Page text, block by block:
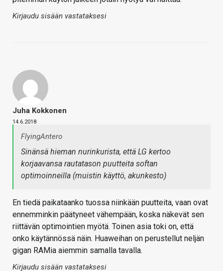
Kirjaudu sisään vastataksesi
Juha Kokkonen
14.6.2018
FlyingAntero
Sinänsä hieman nurinkurista, että LG kertoo
korjaavansa rautatason puutteita softan
optimoinneilla (muistin käyttö, akunkesto)
En tiedä paikataanko tuossa niinkään puutteita, vaan ovat
ennemminkin päätyneet vähempään, koska näkevät sen
riittävän optimointien myötä. Toinen asia toki on, että
onko käytännössä näin. Huaweihan on perustellut neljän
gigan RAMia aiemmin samalla tavalla.
Kirjaudu sisään vastataksesi